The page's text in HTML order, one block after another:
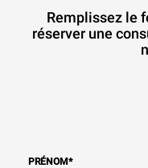
Remplissez le
réserver une
PRÉNOM*